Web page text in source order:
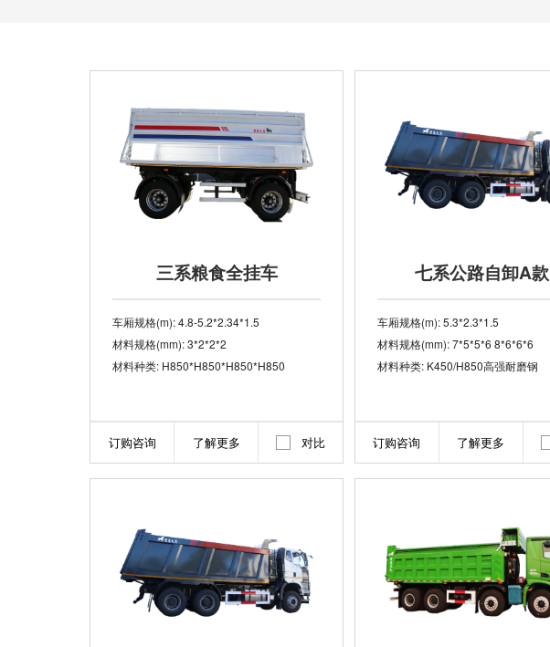
三系粮食全挂车
车厢规格(m): 4.8-5.2*2.34*1.5
材料规格(mm): 3*2*2*2
材料种类: H850*H850*H850*H850
订购咨询 了解更多 对比
七系公路自卸A款
车厢规格(m): 5.3*2.3*1.5
材料规格(mm): 7*5*5*6 8*6*6*6
材料种类: K450/H850高强耐磨钢
订购咨询 了解更多